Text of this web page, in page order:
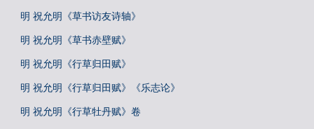
明 祝允明《草书访友诗轴》
明 祝允明《草书赤壁赋》
明 祝允明《行草归田赋》
明 祝允明《行草归田赋》《乐志论》
明 祝允明《行草牡丹赋》卷